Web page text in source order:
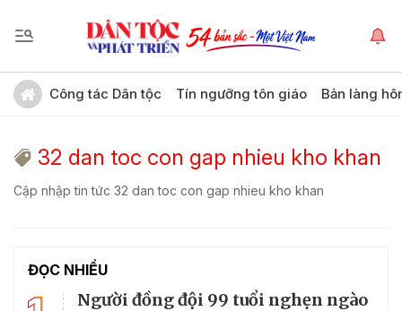
Công tác Dân tộc Tín ngưỡng tôn giáo Bản làng
32 dan toc con gap nhieu kho khan
Cập nhập tin tức 32 dan toc con gap nhieu kho khan
ĐỌC NHIỀU
Người đồng đội 99 tuổi nghẹn ngào